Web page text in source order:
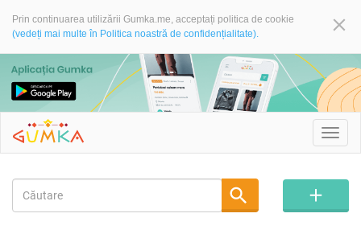
Prin continuarea utilizării Gumka.me, acceptați politica de cookie
(vedeți mai multe în Politica noastră de confidențialitate).